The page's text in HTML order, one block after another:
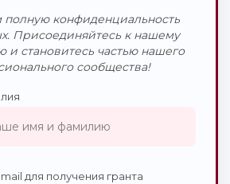
полную конфиденциальность
Присоединяйтесь к нашему
и становитесь частью нашего
сообщества!
для получения гранта